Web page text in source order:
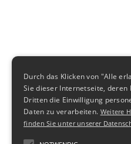
Durch das Klicken von "Alle
Sie dieser Internetseite, deren
Dritten die Einwilligung
Daten zu verarbeiten. Weitere
finden Sie unter unserer